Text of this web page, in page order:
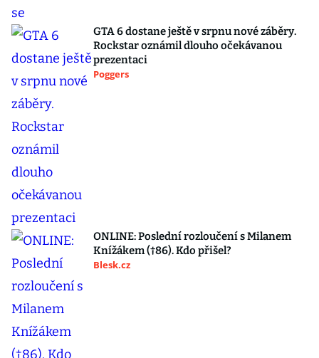
GTA 6 dostane ještě v srpnu nové záběry.
Rockstar oznámil dlouho očekávanou
prezentaci
Poggers
ONLINE: Poslední rozloučení s Milanem
Knížákem (†86). Kdo přišel?
Blesk.cz